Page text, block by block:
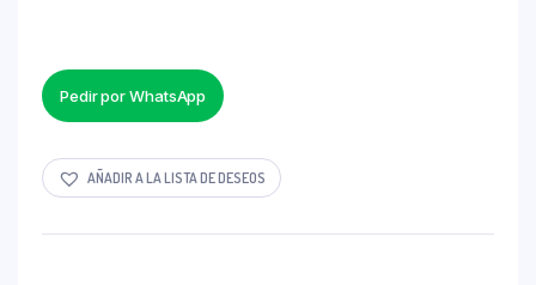
Pedir por WhatsApp
AÑADIR A LA LISTA DE DESEOS